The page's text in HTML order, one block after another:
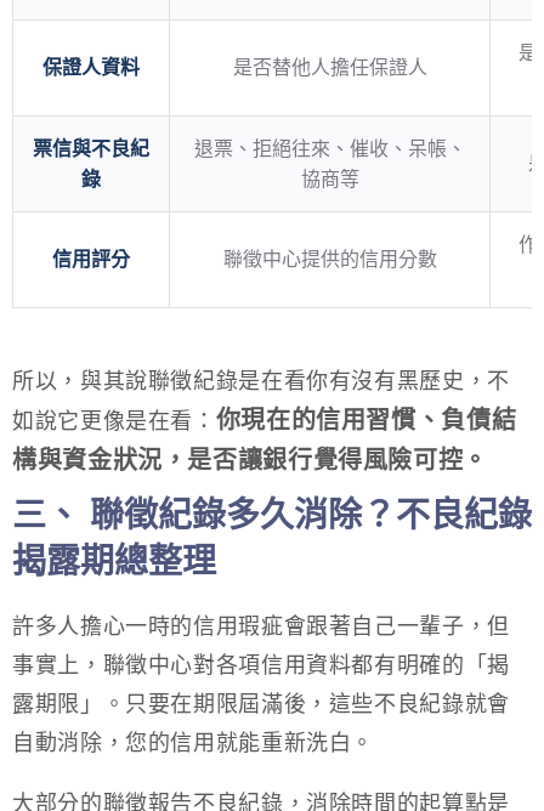
保證人資料 是否替他人擔任保證人
是
票信與不良紀
錄
退票、拒絕往來、催收、呆帳、
協商等
信用評分 聯徵中心提供的信用分數
作
所以，與其說聯徵紀錄是在看你有沒有黑歷史，不
如說它更像是在看： 你現在的信用習慣、負債結
構與資金狀況，是否讓銀行覺得風險可控。
三、 聯徵紀錄多久消除？不良紀錄
揭露期總整理
許多人擔心一時的信用瑕疵會跟著自己一輩子，但
事實上，聯徵中心對各項信用資料都有明確的「揭
露期限」。只要在期限屆滿後，這些不良紀錄就會
自動消除，您的信用就能重新洗白。
大部分的聯徵報告不良紀錄，消除時間的起算點是